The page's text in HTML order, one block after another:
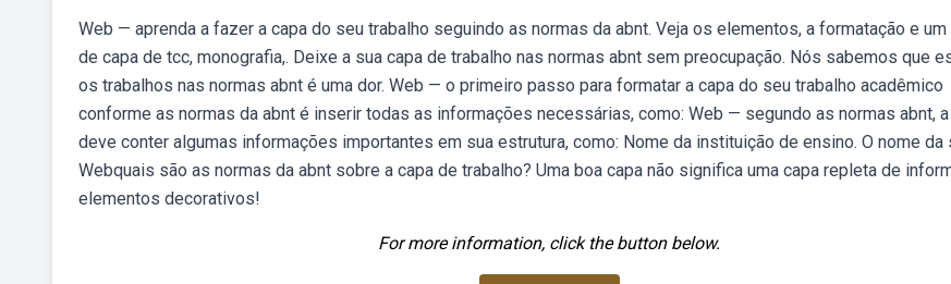
Web — aprenda a fazer a capa do seu trabalho seguindo as normas da abnt. Veja os elementos, a formatação e
de capa de tcc, monografia,. Deixe a sua capa de trabalho nas normas abnt sem preocupação. Nós sabemos que
os trabalhos nas normas abnt é uma dor. Web — o primeiro passo para formatar a capa do seu trabalho acadêmico
conforme as normas da abnt é inserir todas as informações necessárias, como: Web — segundo as normas abnt,
deve conter algumas informações importantes em sua estrutura, como: Nome da instituição de ensino. O nome da
Webquais são as normas da abnt sobre a capa de trabalho? Uma boa capa não significa uma capa repleta de
elementos decorativos!
For more information, click the button below.